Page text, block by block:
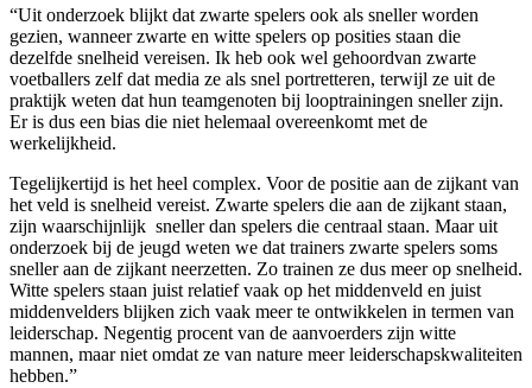
“Uit onderzoek blijkt dat zwarte spelers ook als sneller worden
gezien, wanneer zwarte en witte spelers op posities staan die
dezelfde snelheid vereisen. Ik heb ook wel gehoordvan zwarte
voetballers zelf dat media ze als snel portretteren, terwijl ze uit de
praktijk weten dat hun teamgenoten bij looptrainingen sneller zijn.
Er is dus een bias die niet helemaal overeenkomt met de
werkelijkheid.
Tegelijkertijd is het heel complex. Voor de positie aan de zijkant van
het veld is snelheid vereist. Zwarte spelers die aan de zijkant staan,
zijn waarschijnlijk sneller dan spelers die centraal staan. Maar uit
onderzoek bij de jeugd weten we dat trainers zwarte spelers soms
sneller aan de zijkant neerzetten. Zo trainen ze dus meer op snelheid.
Witte spelers staan juist relatief vaak op het middenveld en juist
middenvelders blijken zich vaak meer te ontwikkelen in termen van
leiderschap. Negentig procent van de aanvoerders zijn witte
mannen, maar niet omdat ze van nature meer leiderschapskwaliteiten
hebben.”